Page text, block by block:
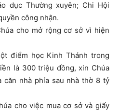
dục Thường xuyên; Chi Hội
công nhận.
cho mở rộng cơ sở vì hiện
điểm học Kinh Thánh trong
là 300 triệu đồng, xin Chúa
căn nhà phía sau nhà thờ 8 tỷ
cho việc mua cơ sở và giấy